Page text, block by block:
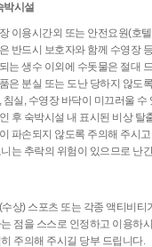
시설
이용시간외 또는 안전요원(호
반드시 보호자와 함께 수영장
는 생수 이외에 수돗물은 절대
은 분실 또는 도난 당하지 않도
침실, 수영장 바닥이 미끄러울
후 숙박시설 내 표시된 비상 탈
파손되지 않도록 주의해 주시
니는 추락의 위험이 있으므로 난
수상) 스포츠 또는 각종 액티비
점을 스스로 인정하고 이용하
주의해 주시길 당부 드립니다.